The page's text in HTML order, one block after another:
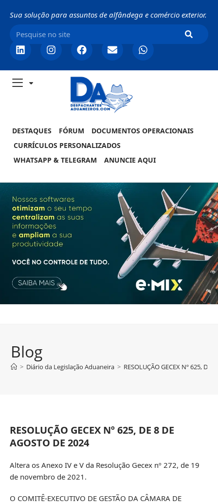
Sua solução para assuntos de alfândega e comércio exterior.
DESTAQUES FÓRUM
DOCUMENTOS OPERACIONAIS
CURRÍCULOS PERSONALIZADOS
WHATSAPP & TELEGRAM
ANUNCIE AQUI
Blog
> Diário da Legislação Aduaneira > RESOLUÇÃO GECEX Nº 625, DE
RESOLUÇÃO GECEX Nº 625, DE 8 DE
AGOSTO DE 2024
Altera os Anexo IV e V da Resolução Gecex nº 272, de 19
de novembro de 2021.
O COMITÊ-EXECUTIVO DE GESTÃO DA CÂMARA DE